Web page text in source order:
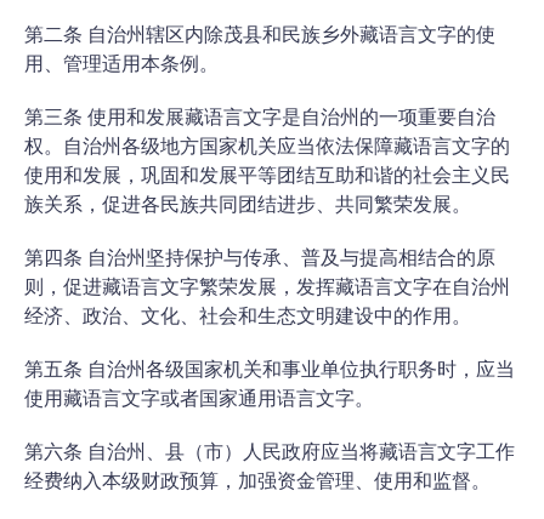
第二条 自治州辖区内除茂县和民族乡外藏语言文字的使
用、管理适用本条例。
第三条 使用和发展藏语言文字是自治州的一项重要自治
权。自治州各级地方国家机关应当依法保障藏语言文字的
使用和发展，巩固和发展平等团结互助和谐的社会主义民
族关系，促进各民族共同团结进步、共同繁荣发展。
第四条 自治州坚持保护与传承、普及与提高相结合的原
则，促进藏语言文字繁荣发展，发挥藏语言文字在自治州
经济、政治、文化、社会和生态文明建设中的作用。
第五条 自治州各级国家机关和事业单位执行职务时，应当
使用藏语言文字或者国家通用语言文字。
第六条 自治州、县（市）人民政府应当将藏语言文字工作
经费纳入本级财政预算，加强资金管理、使用和监督。